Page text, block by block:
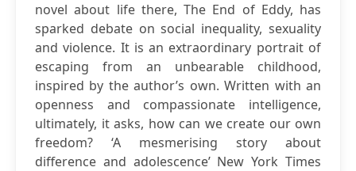
novel about life there, The End of Eddy, has
sparked debate on social inequality, sexuality
and violence. It is an extraordinary portrait of
escaping from an unbearable childhood,
inspired by the author’s own. Written with an
openness and compassionate intelligence,
ultimately, it asks, how can we create our own
freedom? ‘A mesmerising story about
difference and adolescence’ New York Times